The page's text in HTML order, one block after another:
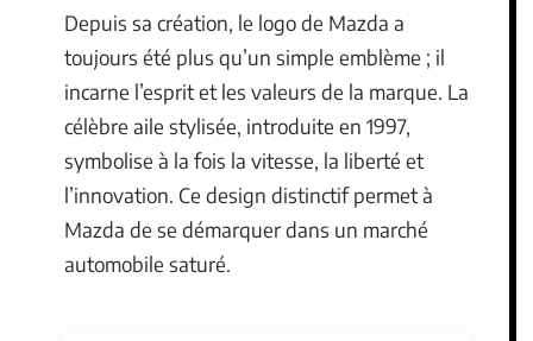
Depuis sa création, le logo de Mazda a
toujours été plus qu’un simple emblème ; il
incarne l’esprit et les valeurs de la marque. La
célèbre aile stylisée, introduite en 1997,
symbolise à la fois la vitesse, la liberté et
l’innovation. Ce design distinctif permet à
Mazda de se démarquer dans un marché
automobile saturé.